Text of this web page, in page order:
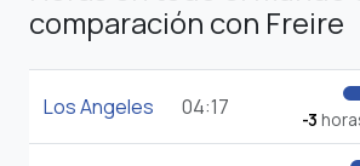
comparación con Freire
Los Angeles 04:17 -3